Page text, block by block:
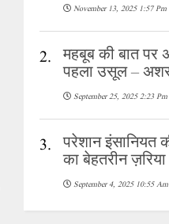
November 13, 2025 1:57 Pm
2. महबूब की बात पर
पहला उसूल –
September 25, 2025 2:23 Pm
3. परेशान इंसानियत
का बेहतरीन
September 4, 2025 10:55 Am